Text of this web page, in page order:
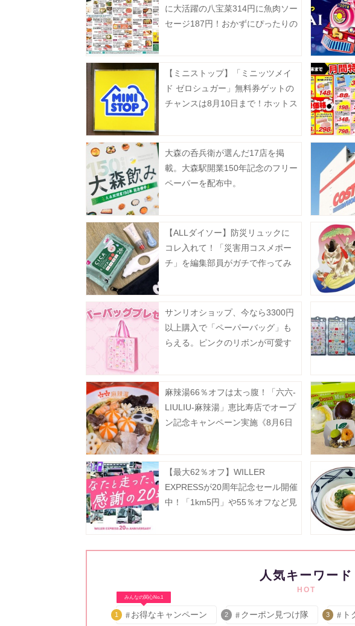
に大活躍の八宝菜314円に魚肉ソー
セージ187円！おかずにぴったりの
【ミニストップ】「ミニッツメイ
ド ゼロシュガー」無料券ゲットの
チャンスは8月10日まで！ホットス
大森の呑兵衛が選んだ17店を掲
載。大森駅開業150年記念のフリー
ペーパーを配布中。
【ALLダイソー】防災リュックに
コレ入れて！「災害用コスメポー
チ」を編集部員がガチで作ってみ
サンリオショップ、今なら3300円
以上購入で「ペーパーバッグ」も
らえる。ピンクのリボンが可愛す
麻辣湯66％オフは太っ腹！「六六-
LIULIU-麻辣湯」恵比寿店でオープ
ン記念キャンペーン実施《8月6日
【最大62％オフ】WILLER
EXPRESSが20周年記念セール開催
中！「1km5円」や55％オフなど見
人気キーワード
HOT
みんなの関心No.1
1 お得なキャンペーン 2 クーポン見つけ隊 3 ト